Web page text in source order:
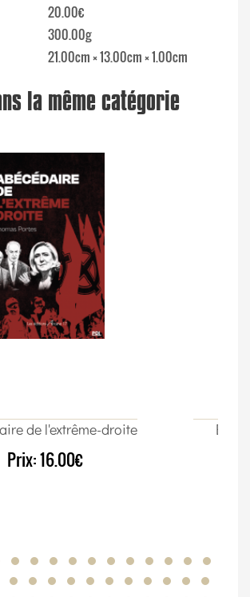
20.00€
300.00g
21.00cm × 13.00cm × 1.00cm
la même catégorie
de l'extrême-droite
Prix:16.00€